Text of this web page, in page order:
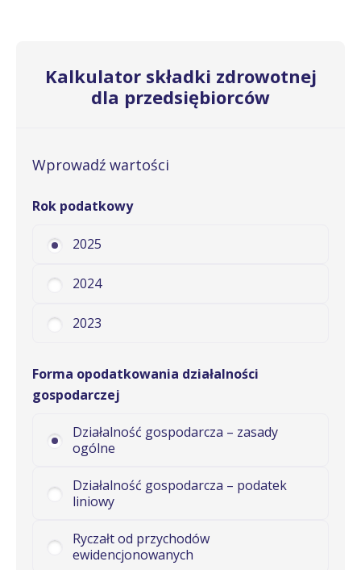
Kalkulator składki zdrowotnej
dla przedsiębiorców
Wprowadź wartości
Rok podatkowy
2025
2024
2023
Forma opodatkowania działalności
gospodarczej
Działalność gospodarcza – zasady
ogólne
Działalność gospodarcza – podatek
liniowy
Ryczałt od przychodów
ewidencjonowanych